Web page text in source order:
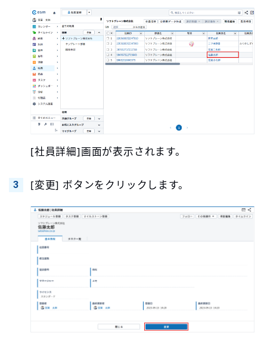
[社員詳細]画面が表示されます。
[変更] ボタンをクリックします。